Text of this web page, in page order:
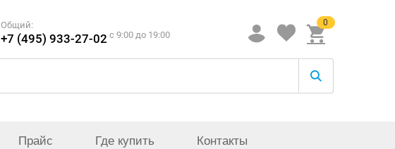
Общий:
+7 (495) 933-27-02 c 9:00 до 19:00
0
Прайс Где купить Контакты